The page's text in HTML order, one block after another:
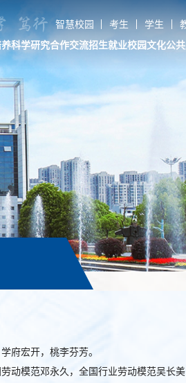
智慧校园 考生 学生
养科学研究合作交流招生就业校园文化公
府宏开，桃李芬芳。
动模范邓永久，全国行业劳动模范吴长